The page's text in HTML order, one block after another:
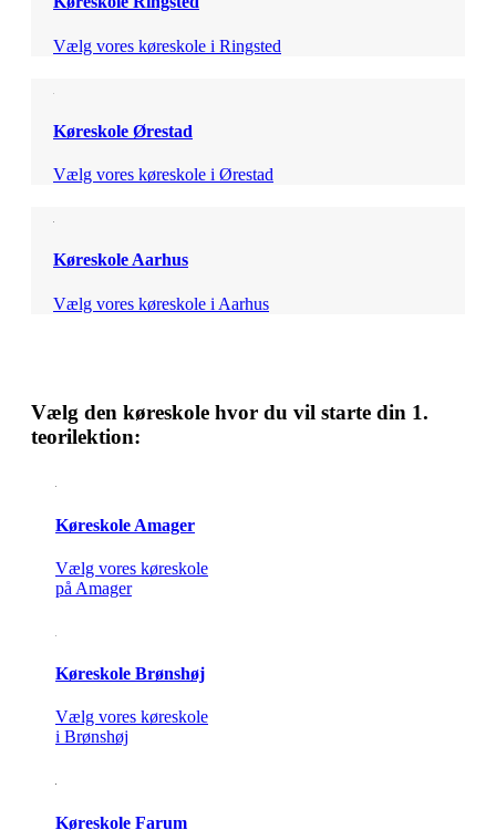
Vælg vores køreskole i Ringsted
Køreskole Ørestad
Vælg vores køreskole i Ørestad
Køreskole Aarhus
Vælg vores køreskole i Aarhus
Vælg den køreskole hvor du vil starte din 1.
teorilektion:
Køreskole Amager
Vælg vores køreskole
på Amager
Køreskole Brønshøj
Vælg vores køreskole
i Brønshøj
Køreskole Farum